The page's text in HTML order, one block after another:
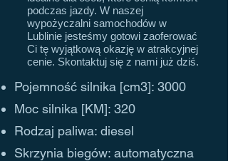
podczas jazdy. W naszej
wypożyczalni samochodów w
Lublinie jesteśmy gotowi zaoferować
Ci tę wyjątkową okazję w atrakcyjnej
cenie. Skontaktuj się z nami już dziś.
Pojemność silnika [cm3]: 3000
Moc silnika [KM]: 320
Rodzaj paliwa: diesel
Skrzynia biegów: automatyczna